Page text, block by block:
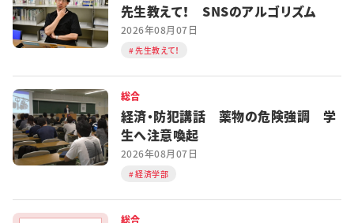
先生教えて！ SNSのアルゴリズム
2026年08月07日
先生教えて！
総合
経済・防犯講話 薬物の危険強調 学
生へ注意喚起
2026年08月07日
経済学部
総合